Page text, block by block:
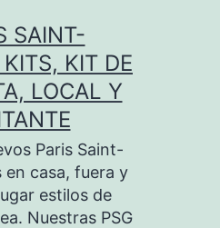
SAINT-
KIT DE
LOCAL Y
Paris Saint-
en casa, fuera y
estilos de
Nuestras PSG